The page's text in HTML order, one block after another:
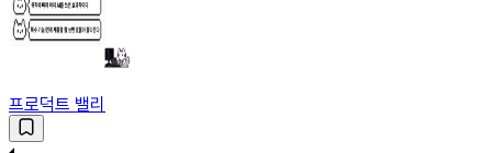
프로덕트 밸리